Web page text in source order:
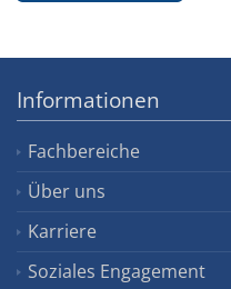
Informationen
Fachbereiche
Über uns
Karriere
Soziales Engagement